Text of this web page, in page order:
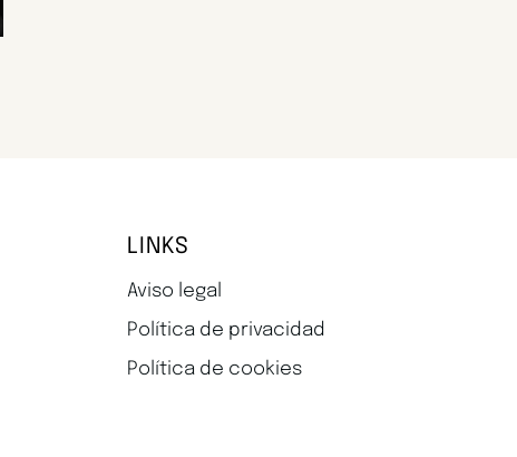
LINKS
Aviso legal
Política de privacidad
Política de cookies